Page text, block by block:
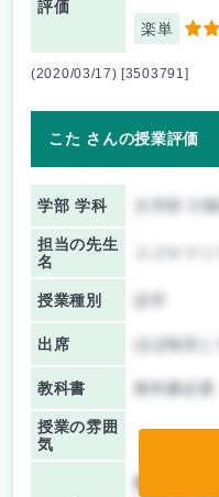
評価
楽単
4
(2020/03/17) [3503791]
こた さんの授業評価
学部 学科
担当の先生
名
授業種別
出席 ほぼ毎回と
教科書 教科書必要
授業の雰囲
気
前期/中間：